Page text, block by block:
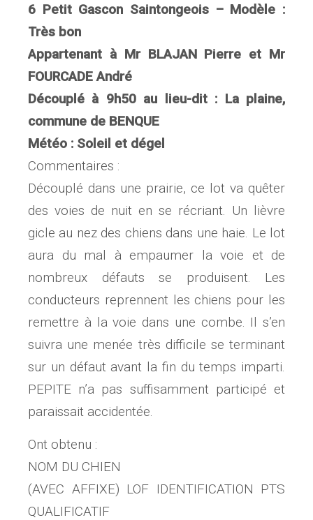
6 Petit Gascon Saintongeois – Modèle :
Très bon
Appartenant à Mr BLAJAN Pierre et Mr
FOURCADE André
Découplé à 9h50 au lieu-dit : La plaine,
commune de BENQUE
Météo : Soleil et dégel
Commentaires :
Découplé dans une prairie, ce lot va quêter
des voies de nuit en se récriant. Un lièvre
gicle au nez des chiens dans une haie. Le lot
aura du mal à empaumer la voie et de
nombreux défauts se produisent. Les
conducteurs reprennent les chiens pour les
remettre à la voie dans une combe. Il s’en
suivra une menée très difficile se terminant
sur un défaut avant la fin du temps imparti.
PEPITE n’a pas suffisamment participé et
paraissait accidentée.
Ont obtenu :
NOM DU CHIEN
(AVEC AFFIXE) LOF IDENTIFICATION PTS
QUALIFICATIF